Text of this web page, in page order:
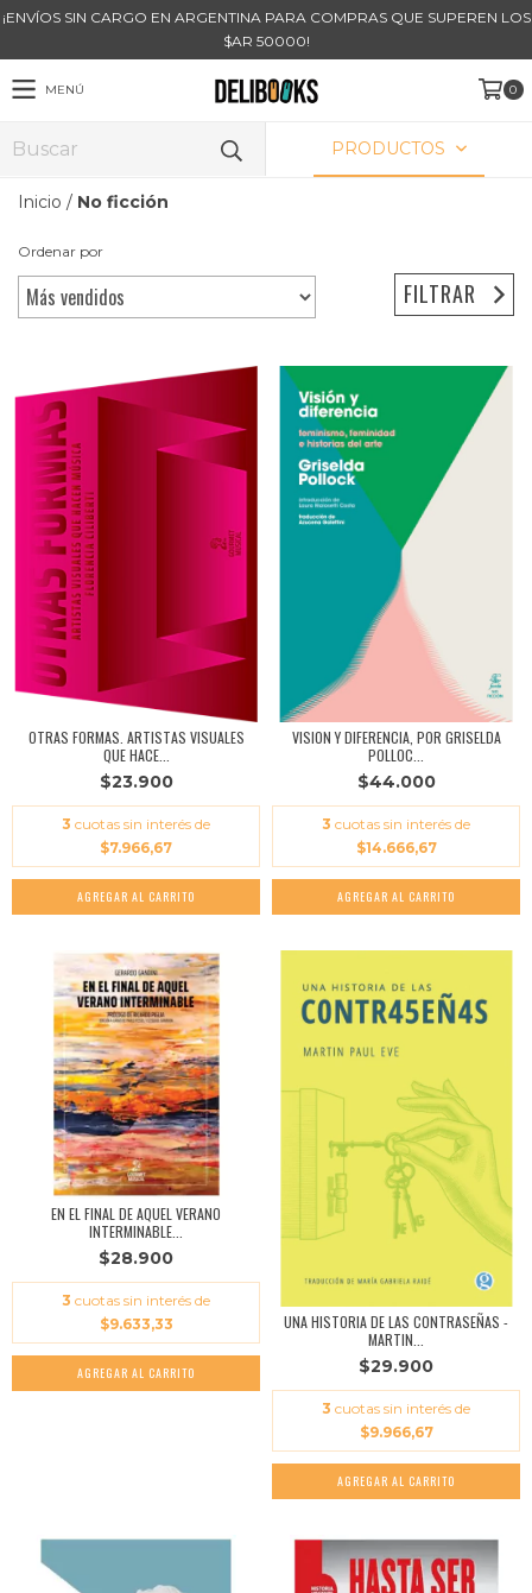
¡ENVÍOS SIN CARGO EN ARGENTINA PARA COMPRAS QUE SUPEREN LOS
$AR 50000!
MENÚ 0
PRODUCTOS
Inicio / No ficción
Ordenar por
FILTRAR
OTRAS FORMAS. ARTISTAS VISUALES
QUE HACE...
$23.900
3 cuotas sin interés de
$7.966,67
VISION Y DIFERENCIA, POR GRISELDA
POLLOC...
$44.000
3 cuotas sin interés de
$14.666,67
EN EL FINAL DE AQUEL VERANO
INTERMINABLE...
$28.900
3 cuotas sin interés de
$9.633,33
UNA HISTORIA DE LAS CONTRASEÑAS -
MARTIN...
$29.900
3 cuotas sin interés de
$9.966,67